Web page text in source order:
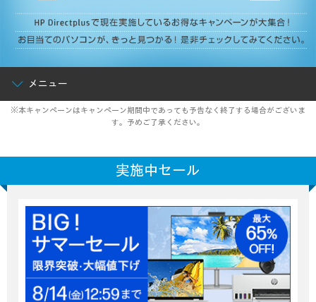
メニュー
※本キャンペーンはキャンペーン期間中であっても予告なく終了する場合がございま
す。予めご了承ください。
実施中セール